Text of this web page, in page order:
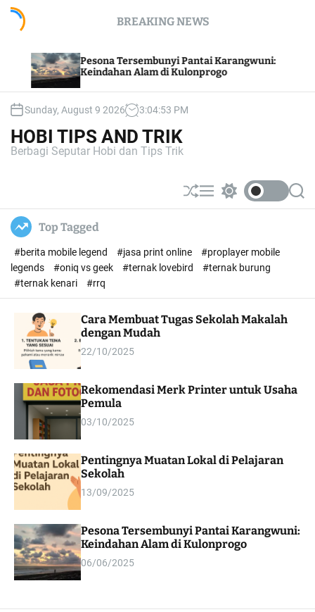
BREAKING NEWS
Pesona Tersembunyi Pantai Karangwuni:
Keindahan Alam di Kulonprogo
Cara
Sunday, August 9 2026 3:04:54 PM
HOBI TIPS AND TRIK
Berbagi Seputar Hobi dan Tips Trik
S
h
e
M
e w
h
c
r
m
S
e
Top Tagged
#berita mobile legend #jasa print online
#proplayer mobile
legends
#oniq vs geek #ternak lovebird
#ternak burung
#ternak kenari
#rrq
Cara Membuat Tugas Sekolah Makalah
dengan Mudah
22/10/2025
Rekomendasi Merk Printer untuk Usaha
Pemula
03/10/2025
Pentingnya Muatan Lokal di Pelajaran
Sekolah
13/09/2025
Pesona Tersembunyi Pantai Karangwuni:
Keindahan Alam di Kulonprogo
06/06/2025